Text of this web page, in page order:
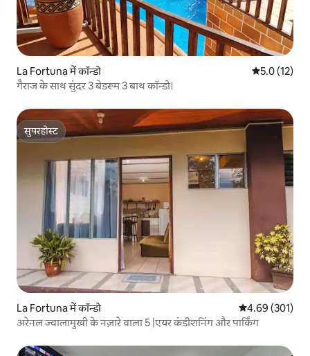
La Fortuna में कॉन्डो औसत रेटिंग 5
5.0 (12)
गैराज के साथ सुंदर 3 बेडरूम 3 बाथ कॉन्डो।
सुपरहोस्ट
सुपरहोस्ट
La Fortuna में कॉन्डो औसत रेटिंग 5 में से
4.69 (301)
अरेनल ज्वालामुखी के नज़ारे वाला 5 |एयर कंडीशनिंग और पार्किंग